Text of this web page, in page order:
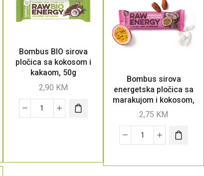
Bombus BIO sirova
pločica sa kokosom i
kakaom, 50g
2,90 KM
Bombus sirova
energetska pločica sa
marakujom i kokosom,
50g
2,75 KM